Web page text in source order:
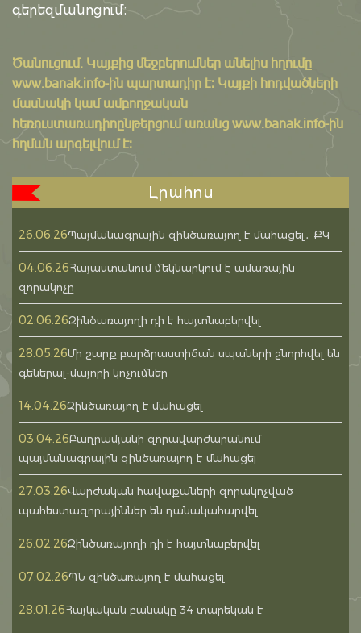
գերեզմանոցում։
Ծանուցում․ Կայքից մեջբերումներ անելիս հղումը
www.banak.info-ին պարտադիր է: Կայքի հոդվածների
մասնակի կամ ամբողջական
հեռուստառադիոընթերցում առանց www.banak.info-ին
հղման արգելվում է:
Լրահոս
26.06.26Պայմանագրային զինծառայող է մահացել․ ՔԿ
04.06.26Հայաստանում մեկնարկում է ամառային
զորակոչը
02.06.26Զինծառայողի դի է հայտնաբերվել
28.05.26Մի շարք բարձրաստիճան սպաների շնորհվել են
գեներալ-մայորի կոչումներ
14.04.26Զինծառայող է մահացել
03.04.26Բաղրամյանի զորավարժարանում
պայմանագրային զինծառայող է մահացել
27.03.26Վարժական հավաքաների զորակոչված
պահեստազորայիններ են դանակահարվել
26.02.26Զինծառայողի դի է հայտնաբերվել
07.02.26ՊՆ զինծառայող է մահացել
28.01.26Հայկական բանակը 34 տարեկան է